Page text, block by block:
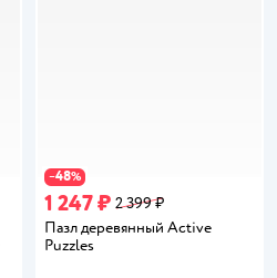
−48%
1 247 ₽ 2 399 ₽
Пазл деревянный Active
Puzzles